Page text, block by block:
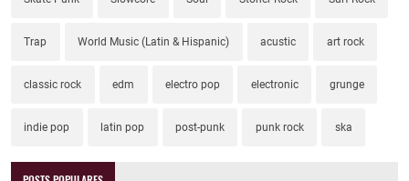
Trap World Music (Latin & Hispanic) acustic art rock
classic rock edm electro pop electronic grunge
indie pop latin pop post-punk punk rock ska